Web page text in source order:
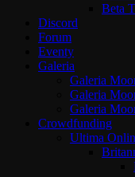
Beta
Discord
Forum
Eventy
Galeria
Galeria
Galeria
Galeria
Crowdfunding
Ultima